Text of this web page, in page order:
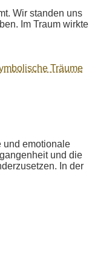
Wir standen uns
Im Traum wirkte
Träume
und emotionale
und die
In der